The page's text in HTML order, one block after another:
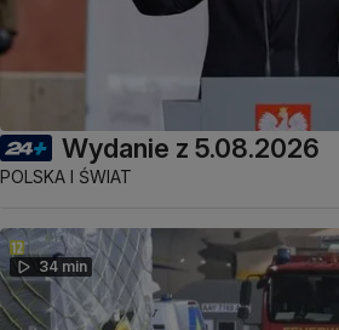
Wydanie z 5.08.2026
POLSKA I ŚWIAT
34 min